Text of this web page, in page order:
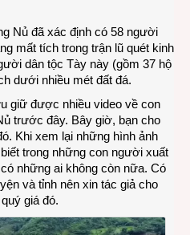
Nủ đã xác định có 58 người
mất tích trong trận lũ quét kinh
dân tộc Tày này (gồm 37 hộ
dưới nhiều mét đất đá.
giữ được nhiều video về con
trước đây. Bây giờ, bạn cho
Khi xem lại những hình ảnh
trong những con người xuất
những ai không còn nữa. Có
và tỉnh nên xin tác giả cho
giá đó.